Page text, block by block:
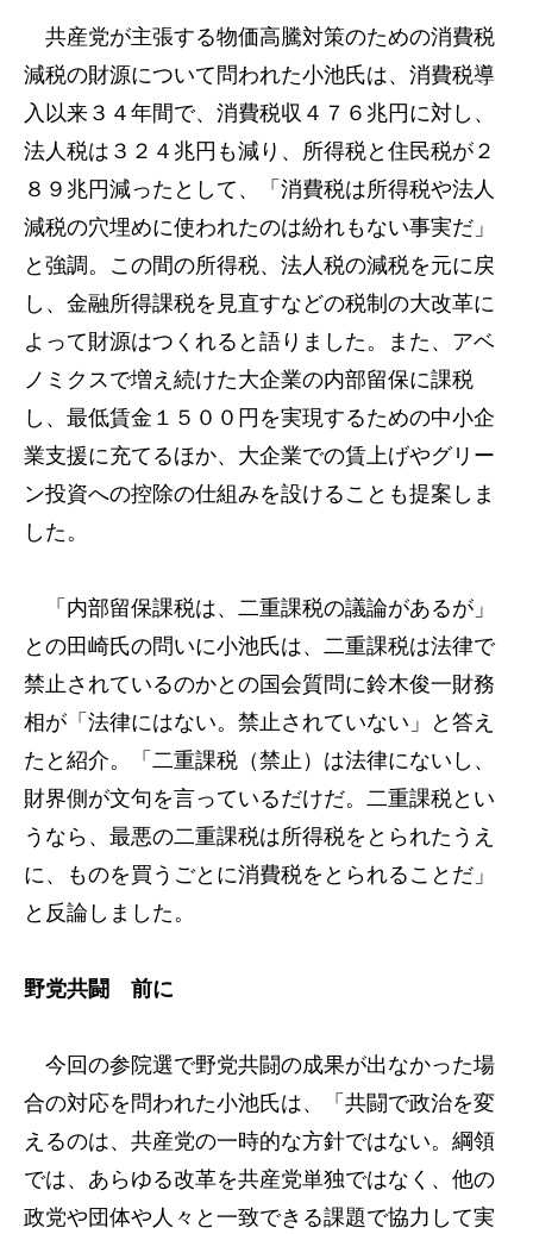
共産党が主張する物価高騰対策のための消費税
減税の財源について問われた小池氏は、消費税導
入以来３４年間で、消費税収４７６兆円に対し、
法人税は３２４兆円も減り、所得税と住民税が２
８９兆円減ったとして、「消費税は所得税や法人
減税の穴埋めに使われたのは紛れもない事実だ」
と強調。この間の所得税、法人税の減税を元に戻
し、金融所得課税を見直すなどの税制の大改革に
よって財源はつくれると語りました。また、アベ
ノミクスで増え続けた大企業の内部留保に課税
し、最低賃金１５００円を実現するための中小企
業支援に充てるほか、大企業での賃上げやグリー
ン投資への控除の仕組みを設けることも提案しま
した。
「内部留保課税は、二重課税の議論があるが」
との田崎氏の問いに小池氏は、二重課税は法律で
禁止されているのかとの国会質問に鈴木俊一財務
相が「法律にはない。禁止されていない」と答え
たと紹介。「二重課税（禁止）は法律にないし、
財界側が文句を言っているだけだ。二重課税とい
うなら、最悪の二重課税は所得税をとられたうえ
に、ものを買うごとに消費税をとられることだ」
と反論しました。
野党共闘 前に
今回の参院選で野党共闘の成果が出なかった場
合の対応を問われた小池氏は、「共闘で政治を変
えるのは、共産党の一時的な方針ではない。綱領
では、あらゆる改革を共産党単独ではなく、他の
政党や団体や人々と一致できる課題で協力して実